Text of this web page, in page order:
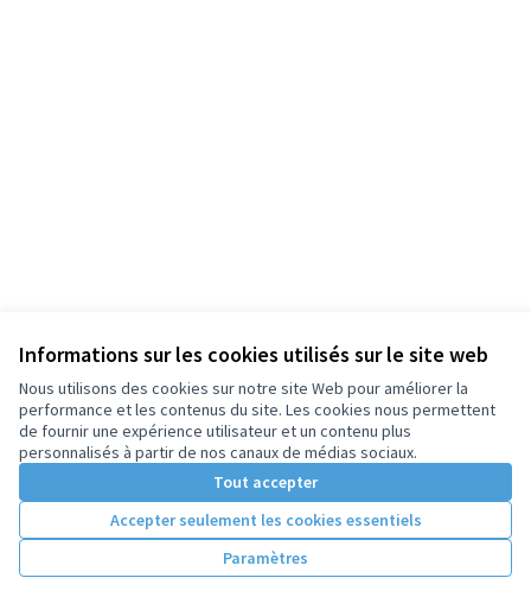
Informations sur les cookies utilisés sur le site web
Nous utilisons des cookies sur notre site Web pour améliorer la
performance et les contenus du site. Les cookies nous permettent
de fournir une expérience utilisateur et un contenu plus
personnalisés à partir de nos canaux de médias sociaux.
Tout accepter
Accepter seulement les cookies essentiels
Paramètres